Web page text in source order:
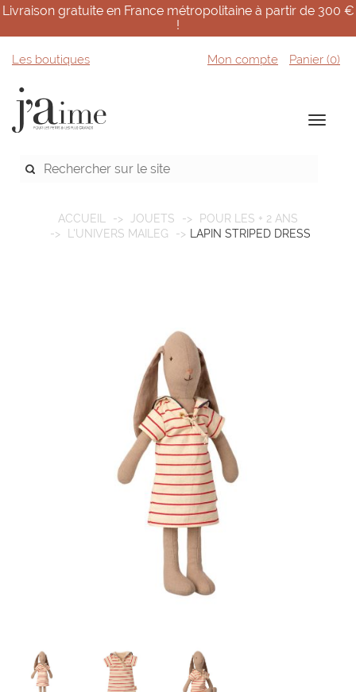
Livraison gratuite en France métropolitaine à partir de 300 €
!
Les boutiques Mon compte Panier (0)
ACCUEIL JOUETS
POUR LES + 2 ANS
L'UNIVERS MAILEG
LAPIN STRIPED DRESS